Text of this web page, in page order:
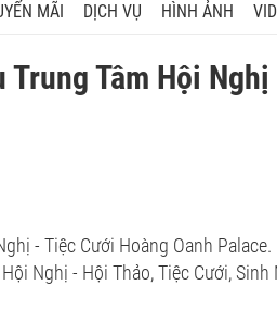
MÃI DỊCH VỤ HÌNH ẢNH
Trung Tâm Hội
- Tiệc Cưới Hoàng Oanh Palace.
Nghị - Hội Thảo, Tiệc Cưới,